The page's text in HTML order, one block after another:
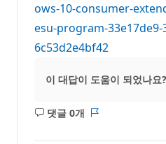
ows-10-consumer-
esu-program-33e17de9-
6c53d2e4bf42
이 대답이 도움이 되었나요?
댓글 0개
설